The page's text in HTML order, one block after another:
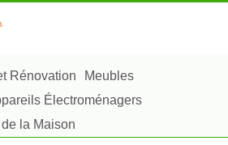
Rénovation
Meubles
Électroménagers
la Maison